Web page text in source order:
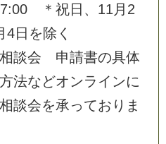
7:00 ＊ 祝日 、 11 月 2
4日 を除 く
相談会 申請書の具体
方法などオンラ イ ンに
相談会を承ってお り ま